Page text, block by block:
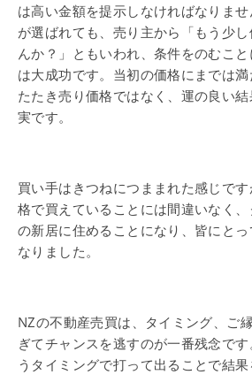
は高い金額を提示しなければなりま
が選ばれても、売り主から「もう少
んか？」ともいわれ、条件をのむこ
は大成功です。当初の価格にまでは満
たたき売り価格ではなく、運の良い
実です。
買い手はきつねにつままれた感じで
格で買えていることには間違いなく
の新居に住めることになり、皆にと
なりました。
NZの不動産売買は、タイミング、ご
ぎてチャンスを逃すのが一番残念で
うタイミングで打って出ることで結果